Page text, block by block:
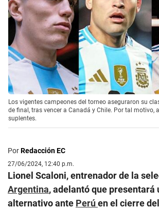
Los vigentes campeones del torneo aseguraron su
de final, tras vencer a Canadá y Chile. Por tal motivo,
suplentes.
PorRedacción EC
27/06/2024, 12:40 p.m.
Lionel Scaloni, entrenador de la
Argentina, adelantó que presentará
alternativo ante Perúen el cierre